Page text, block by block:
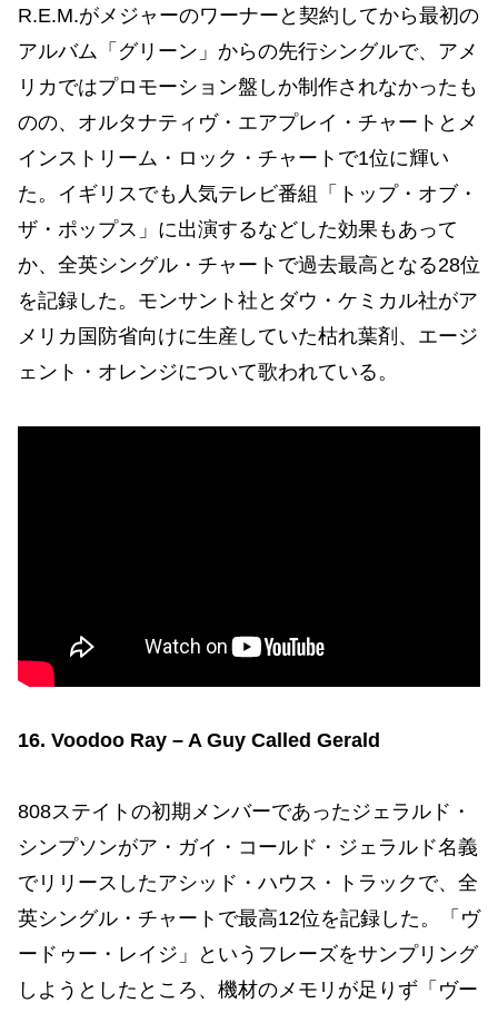
R.E.M.がメジャーのワーナーと契約してから最初の
アルバム「グリーン」からの先行シングルで、アメ
リカではプロモーション盤しか制作されなかったも
のの、オルタナティヴ・エアプレイ・チャートとメ
インストリーム・ロック・チャートで1位に輝い
た。イギリスでも人気テレビ番組「トップ・オブ・
ザ・ポップス」に出演するなどした効果もあって
か、全英シングル・チャートで過去最高となる28位
を記録した。モンサント社とダウ・ケミカル社がア
メリカ国防省向けに生産していた枯れ葉剤、エージ
ェント・オレンジについて歌われている。
16. Voodoo Ray – A Guy Called Gerald
808ステイトの初期メンバーであったジェラルド・
シンプソンがア・ガイ・コールド・ジェラルド名義
でリリースしたアシッド・ハウス・トラックで、全
英シングル・チャートで最高12位を記録した。「ヴ
ードゥー・レイジ」というフレーズをサンプリング
しようとしたところ、機材のメモリが足りず「ヴー